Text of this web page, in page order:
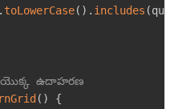
toLowerCase( ) . includes (
యొక్క ఉదాహరణ
( )
{